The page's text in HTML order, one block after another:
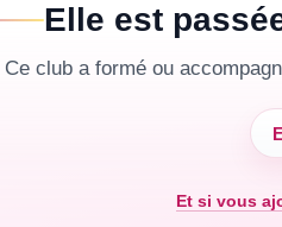
Elle est
Ce club a formé ou
Et si vous